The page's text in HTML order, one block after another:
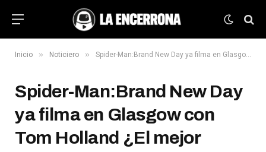
Inicio » Noticiero » Spider-Man:Brand New Day ya filma en Glasgow con Tom Holland ¿El mejor traje?| La Frikitona |CanalYa
Spider-Man:Brand New Day
ya filma en Glasgow con
Tom Holland ¿El mejor